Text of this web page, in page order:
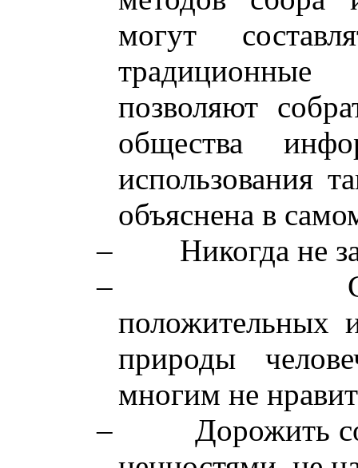
могут
позволяют
общества
использования
объяснена в
–
Никогда не
–
положительных
природы
многим не
–
Дорожить